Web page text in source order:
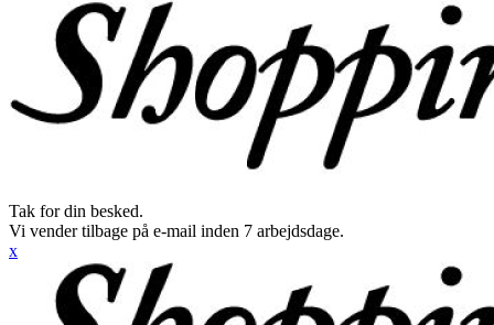
Tak for din besked.
Vi vender tilbage på e-mail inden 7 arbejdsdage.
x